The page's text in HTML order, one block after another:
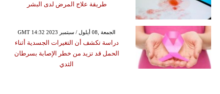
طريقة علاج المرض لدى البشر
GMT 14:32 2023 الجمعة ,08 أيلول / سبتمبر
دراسة تكشف أن التغيرات الجسدية أثناء
الحمل قد تزيد من خطر الإصابة بسرطان
الثدي